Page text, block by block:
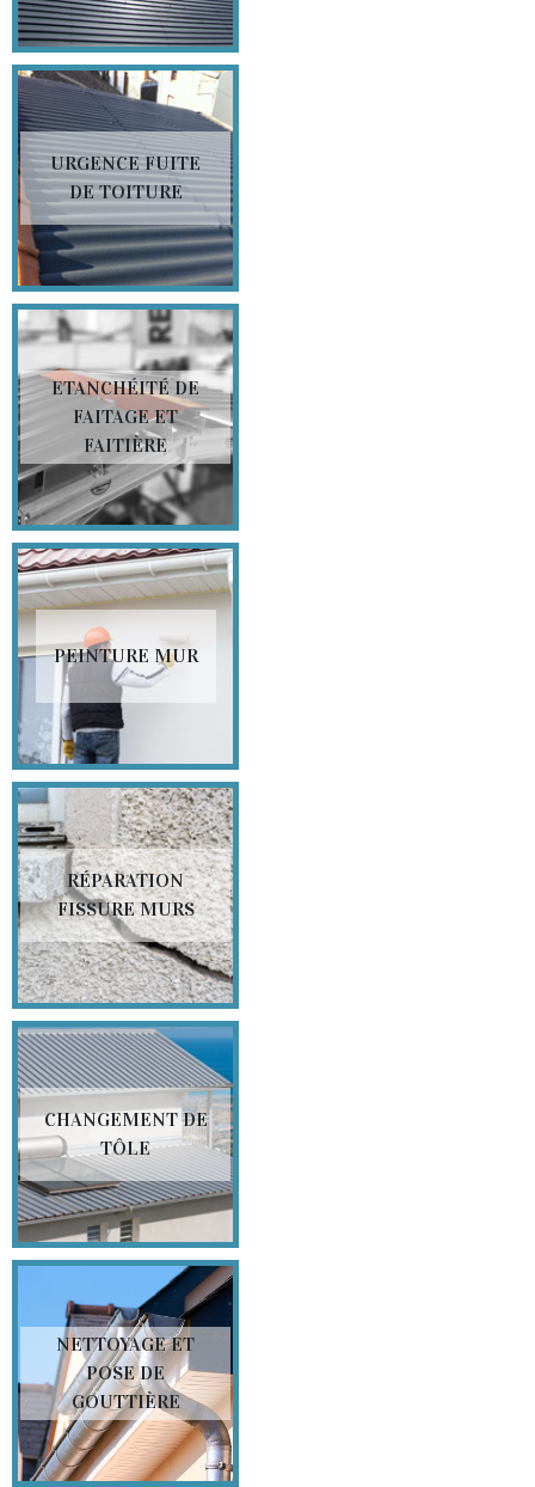
URGENCE FUITE
DE TOITURE
ETANCHÉITÉ DE
FAITAGE ET
FAITIÈRE
PEINTURE MUR
RÉPARATION
FISSURE MURS
CHANGEMENT DE
TÔLE
NETTOYAGE ET
POSE DE
GOUTTIÈRE